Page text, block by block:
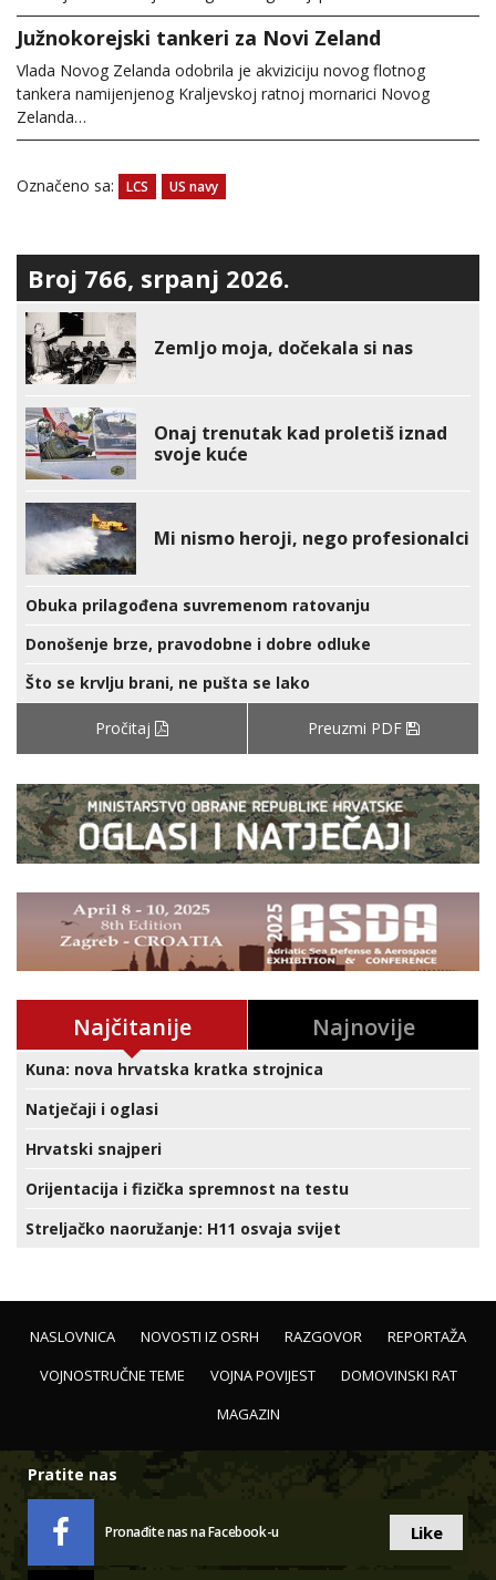
Južnokorejski tankeri za Novi Zeland
Vlada Novog Zelanda odobrila je akviziciju novog flotnog
tankera namijenjenog Kraljevskoj ratnoj mornarici Novog
Zelanda…
Označeno sa: LCS US navy
Broj 766, srpanj 2026.
Zemljo moja, dočekala si nas
Onaj trenutak kad proletiš iznad
svoje kuće
Mi nismo heroji, nego profesionalci
Obuka prilagođena suvremenom ratovanju
Donošenje brze, pravodobne i dobre odluke
Što se krvlju brani, ne pušta se lako
Pročitaj Preuzmi PDF
Najčitanije Najnovije
Kuna: nova hrvatska kratka strojnica
Natječaji i oglasi
Hrvatski snajperi
Orijentacija i fizička spremnost na testu
Streljačko naoružanje: H11 osvaja svijet
NASLOVNICA NOVOSTI IZ OSRH RAZGOVOR
REPORTAŽA
VOJNOSTRUČNE TEME
VOJNA POVIJEST
DOMOVINSKI RAT
MAGAZIN
Pratite nas
Pronađite nas na Facebook-u Like